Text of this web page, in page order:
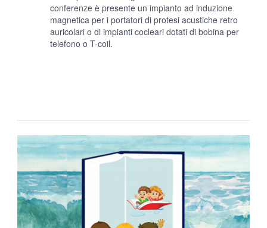
conferenze è presente un impianto ad induzione
magnetica per i portatori di protesi acustiche retro
auricolari o di impianti cocleari dotati di bobina per
telefono o T-coil.